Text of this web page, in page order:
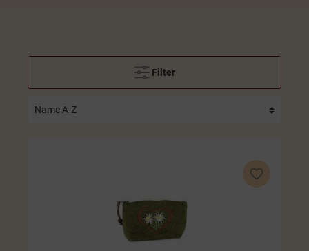
Filter